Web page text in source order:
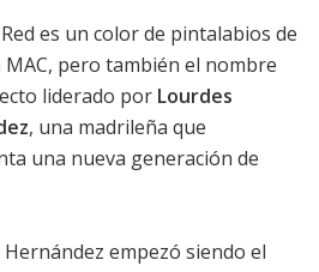
es un color de pintalabios de
MAC, pero también el nombre
liderado por Lourdes
, una madrileña que
una nueva generación de
empezó siendo el